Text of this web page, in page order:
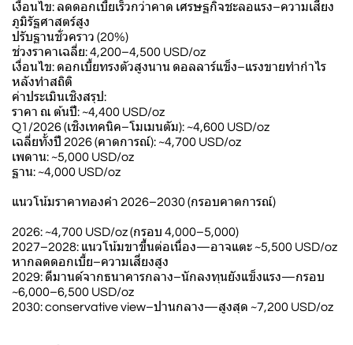
เงื่อนไข: ลดดอกเบี้ยเร็วกว่าคาด เศรษฐกิจชะลอแรง–ความเสี่ยง
ภูมิรัฐศาสตร์สูง
ปรับฐานชั่วคราว (20%)
ช่วงราคาเฉลี่ย: 4,200–4,500 USD/oz
เงื่อนไข: ดอกเบี้ยทรงตัวสูงนาน ดอลลาร์แข็ง–แรงขายทำกำไร
หลังทำสถิติ
ค่าประเมินเชิงสรุป:
ราคา ณ ต้นปี: ~4,400 USD/oz
Q1/2026 (เชิงเทคนิค–โมเมนตัม): ~4,600 USD/oz
เฉลี่ยทั้งปี 2026 (คาดการณ์): ~4,700 USD/oz
เพดาน: ~5,000 USD/oz
ฐาน: ~4,000 USD/oz
แนวโน้มราคาทองคำ 2026–2030 (กรอบคาดการณ์)
2026: ~4,700 USD/oz (กรอบ 4,000–5,000)
2027–2028: แนวโน้มขาขึ้นต่อเนื่อง—อาจแตะ ~5,500 USD/oz
หากลดดอกเบี้ย–ความเสี่ยงสูง
2029: ดีมานด์จากธนาคารกลาง–นักลงทุนยังแข็งแรง—กรอบ
~6,000–6,500 USD/oz
2030: conservative view–ปานกลาง—สูงสุด ~7,200 USD/oz